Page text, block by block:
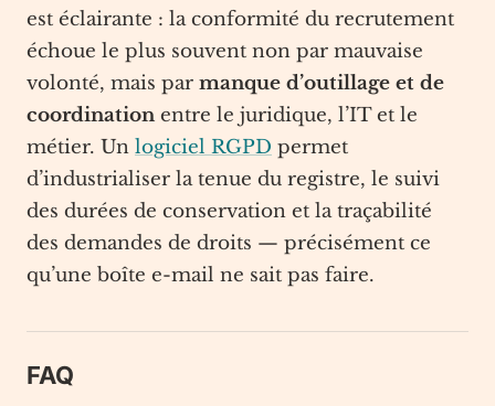
est éclairante : la conformité du recrutement
échoue le plus souvent non par mauvaise
volonté, mais par manque d’outillage et de
coordination entre le juridique, l’IT et le
métier. Un logiciel RGPD permet
d’industrialiser la tenue du registre, le suivi
des durées de conservation et la traçabilité
des demandes de droits — précisément ce
qu’une boîte e-mail ne sait pas faire.
FAQ